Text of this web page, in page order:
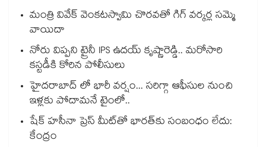
మంత్రి వివేక్ వెంకటస్వామి చొరవతో గిగ్ వర్కర్ల సమ్మె
వాయిదా
నోరు విప్పని ట్రైనీ IPS ఉదయ్ కృష్ణారెడ్డి.. మరోసారి
కస్టడీకి కోరిన పోలీసులు
హైదరాబాద్ లో భారీ వర్షం... సరిగ్గా ఆఫీసుల నుంచి
ఇళ్లకు పోదామనే టైంలో..
షేక్ హసీనా ప్రెస్ మీట్‎తో భారత్‎కు సంబంధం లేదు:
కేంద్రం